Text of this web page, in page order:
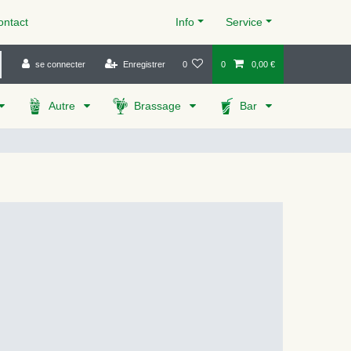
Info Service
se connecter Enregistrer 0 0 0,00 €
Autre Brassage Bar